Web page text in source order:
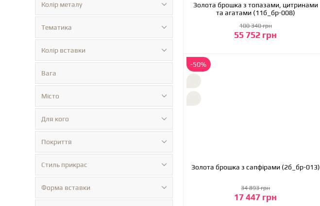
Колір металу
Тематика
Колір вставки
Вага
Місто
Для кого
Покриття
Стиль прикрас
Форма вставки
Золота брошка з топазами, цитринами
та агатами (11б_бр-008)
55 752 грн
100 340 грн
До кошика
-50%
Золота брошка з сапфірами (2б_бр-013)
17 447 грн
34 893 грн
До кошика